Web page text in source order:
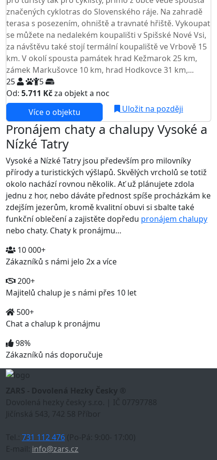
značených cyklotras do Slovenského ráje. Na zahradě
terasa s posezením, ohniště a travnaté hřiště. Vykoupat
se můžete na nedalekém koupališti v Spišské Nové Vsi,
za návštěvu také stojí termální koupaliště ve Vrbově 15
km. V okolí spousta památek hrad Kežmarok 25 km,
zámek Markušovce 10 km, hrad Hodkovce 31 km,...
25
5
Od: 5.711 Kčza objekt a noc
Více o objektu
Uložit na později
Pronájem chaty a chalupy Vysoké a
Nízké Tatry
Vysoké a Nízké Tatry jsou především pro milovníky
přírody a turistických výšlapů. Skvělých vrcholů se totiž
okolo nachází rovnou několik. Ať už plánujete zdola
jednu z hor, nebo dáváte přednost spíše procházkám ke
zdejším jezerům, kromě kvalitní obuvi si sbalte také
funkční oblečení a zajistěte dopředu pronájem chalupy
nebo chaty. Chaty k pronájmu…
10 000+
Zákazníků s námi jelo 2x a více
200+
Majitelů chalup je s námi přes 10 let
500+
Chat a chalup k pronájmu
98%
Zákazníků nás doporučuje
ZARS - Dovolená Hezky Česky ®
Dovolená hezky česky s.r.o. | IČ 07797788
Jičínská 543, 742 58 Příbor
Tel.: 731 112 476 (Po-Pá: 9:00- 17:00)
E-mail: info@zars.cz